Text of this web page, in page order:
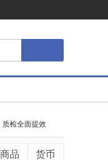
检全面提效
商品 货币